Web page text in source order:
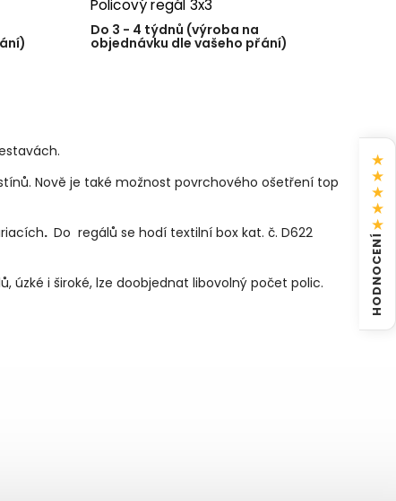
Policový regál 3x3
Do 3 - 4 týdnů (výroba na
objednávku dle vašeho přání)
Nově je také možnost povrchového ošetření top
. Do regálů se hodí textilní box kat. č. D622
úzké i široké, lze doobjednat libovolný počet polic.
★
★
★
★
★
HODNOCENÍ